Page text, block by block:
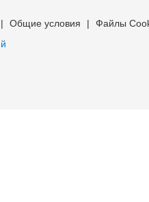
| Общие условия |
Файлы